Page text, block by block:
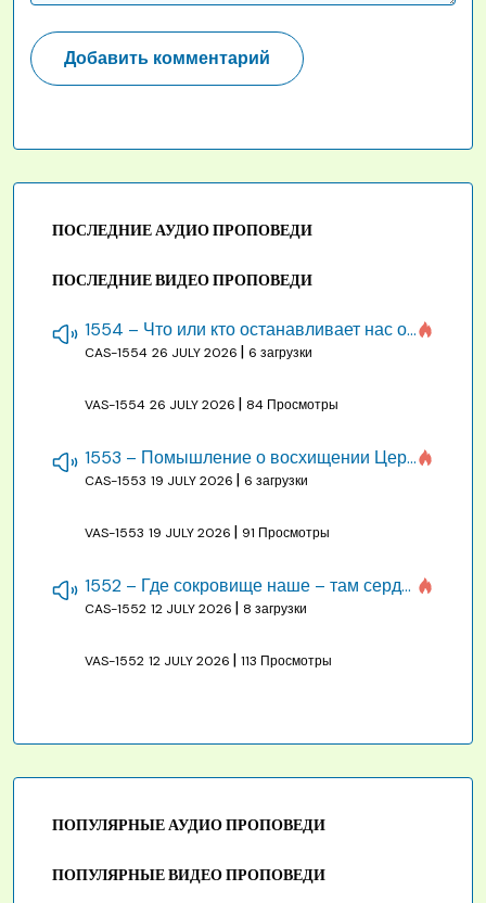
ПОСЛЕДНИЕ АУДИО ПРОПОВЕДИ
ПОСЛЕДНИЕ ВИДЕО ПРОПОВЕДИ
1554 – Что или кто останавливает нас от созидания строения Божия
CAS-1554 26 JULY 2026 | 6 загрузки
VAS-1554 26 JULY 2026 | 84 Просмотры
1553 – Помышление о восхищении Церкви на бракосочетании, во всякое время
CAS-1553 19 JULY 2026 | 6 загрузки
VAS-1553 19 JULY 2026 | 91 Просмотры
1552 – Где сокровище наше – там сердце, там помышления
CAS-1552 12 JULY 2026 | 8 загрузки
VAS-1552 12 JULY 2026 | 113 Просмотры
ПОПУЛЯРНЫЕ АУДИО ПРОПОВЕДИ
ПОПУЛЯРНЫЕ ВИДЕО ПРОПОВЕДИ